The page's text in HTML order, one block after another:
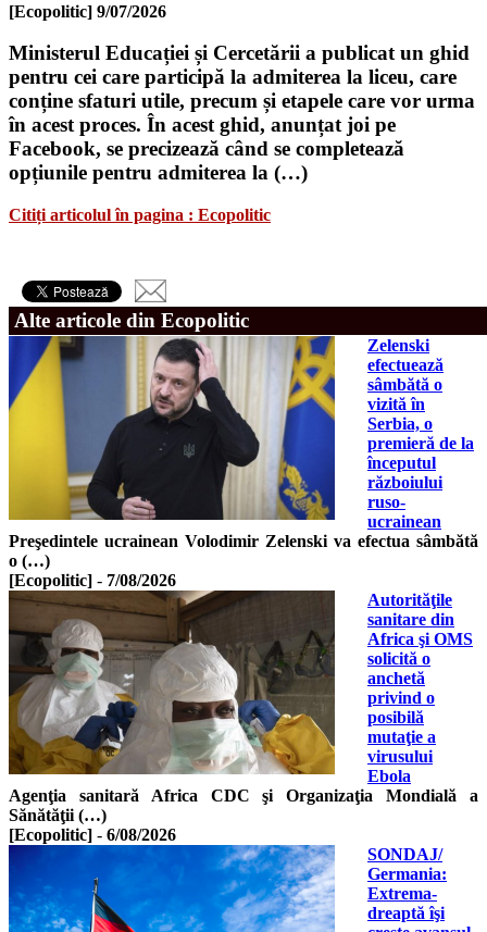
[Ecopolitic] 9/07/2026
Ministerul Educației și Cercetării a publicat un ghid
pentru cei care participă la admiterea la liceu, care
conține sfaturi utile, precum și etapele care vor urma
în acest proces. În acest ghid, anunțat joi pe
Facebook, se precizează când se completează
opțiunile pentru admiterea la (…)
Citiți articolul în pagina : Ecopolitic
Alte articole din Ecopolitic
Zelenski
efectuează
sâmbătă o
vizită în
Serbia, o
premieră de la
începutul
războiului
ruso-
ucrainean
Preşedintele ucrainean Volodimir Zelenski va efectua sâmbătă
o (…)
[Ecopolitic] - 7/08/2026
Autorităţile
sanitare din
Africa şi OMS
solicită o
anchetă
privind o
posibilă
mutaţie a
virusului
Ebola
Agenţia sanitară Africa CDC şi Organizaţia Mondială a
Sănătăţii (…)
[Ecopolitic] - 6/08/2026
SONDAJ/
Germania:
Extrema-
dreaptă îşi